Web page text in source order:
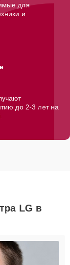
для
и
до 2-3 лет на
LG в